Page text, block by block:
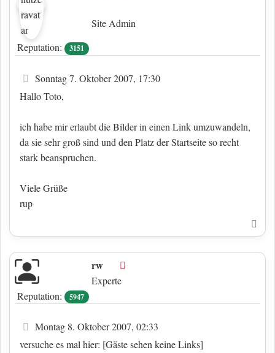
Site Admin
Reputation:
3151
Beitrag
Sonntag 7. Oktober 2007, 17:30
Hallo Toto,
ich habe mir erlaubt die Bilder in einen Link umzuwandeln,
da sie sehr groß sind und den Platz der Startseite so recht
stark beanspruchen.
Viele Grüße
rup
rw
Experte
Reputation:
5947
Beitrag
Montag 8. Oktober 2007, 02:33
versuche es mal hier: [Gäste sehen keine Links]